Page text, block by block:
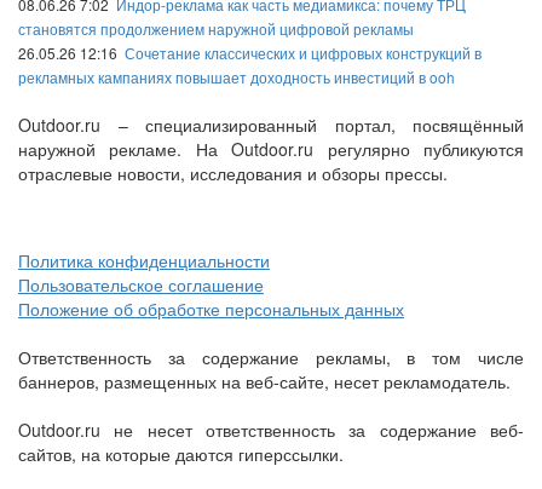
08.06.26 7:02 Индор-реклама как часть медиамикса: почему ТРЦ
становятся продолжением наружной цифровой рекламы
26.05.26 12:16 Сочетание классических и цифровых конструкций в
рекламных кампаниях повышает доходность инвестиций в ooh
Outdoor.ru – специализированный портал, посвящённый
наружной рекламе. На Outdoor.ru регулярно публикуются
отраслевые новости, исследования и обзоры прессы.
Политика конфиденциальности
Пользовательское соглашение
Положение об обработке персональных данных
Ответственность за содержание рекламы, в том числе
баннеров, размещенных на веб-сайте, несет рекламодатель.
Outdoor.ru не несет ответственность за содержание веб-
сайтов, на которые даются гиперссылки.